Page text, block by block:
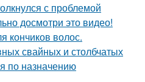
с проблемой
досмотри это видео!
кончиков волос.
свайных и столбчатых
по назначению